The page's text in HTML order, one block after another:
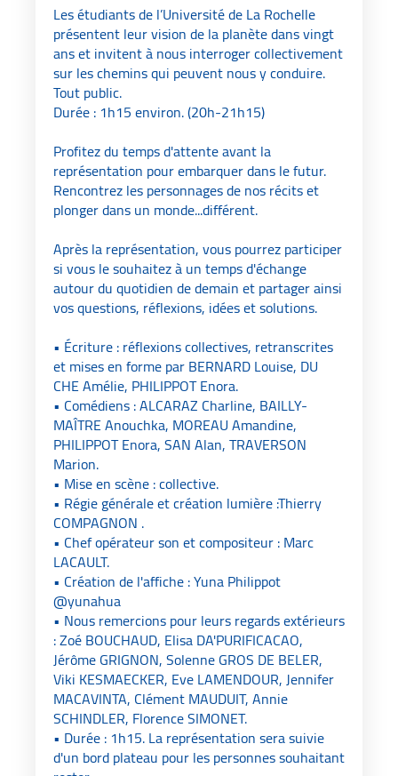
Les étudiants de l’Université de La Rochelle
présentent leur vision de la planète dans vingt
ans et invitent à nous interroger collectivement
sur les chemins qui peuvent nous y conduire.
Tout public.
Durée : 1h15 environ. (20h-21h15)
Profitez du temps d'attente avant la
représentation pour embarquer dans le futur.
Rencontrez les personnages de nos récits et
plonger dans un monde...différent.
Après la représentation, vous pourrez participer
si vous le souhaitez à un temps d'échange
autour du quotidien de demain et partager ainsi
vos questions, réflexions, idées et solutions.
• Écriture : réflexions collectives, retranscrites
et mises en forme par BERNARD Louise, DU
CHE Amélie, PHILIPPOT Enora.
• Comédiens : ALCARAZ Charline, BAILLY-
MAÎTRE Anouchka, MOREAU Amandine,
PHILIPPOT Enora, SAN Alan, TRAVERSON
Marion.
• Mise en scène : collective.
• Régie générale et création lumière :Thierry
COMPAGNON .
• Chef opérateur son et compositeur : Marc
LACAULT.
• Création de l'affiche : Yuna Philippot
@yunahua
• Nous remercions pour leurs regards extérieurs
: Zoé BOUCHAUD, Elisa DA'PURIFICACAO,
Jérôme GRIGNON, Solenne GROS DE BELER,
Viki KESMAECKER, Eve LAMENDOUR, Jennifer
MACAVINTA, Clément MAUDUIT, Annie
SCHINDLER, Florence SIMONET.
• Durée : 1h15. La représentation sera suivie
d'un bord plateau pour les personnes souhaitant